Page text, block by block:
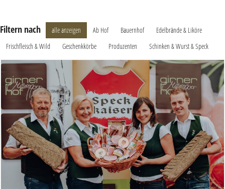
Filtern nach alle anzeigen Ab Hof Bauernhof
Edelbrände & Liköre
Frischfleisch & Wild
Geschenkkörbe Produzenten Schinken & Wurst & Speck